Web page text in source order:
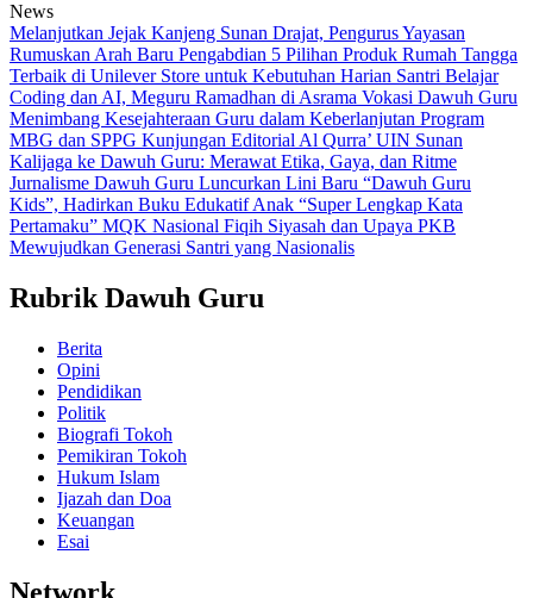
News
Melanjutkan Jejak Kanjeng Sunan Drajat, Pengurus Yayasan
Rumuskan Arah Baru Pengabdian 5 Pilihan Produk Rumah Tangga
Terbaik di Unilever Store untuk Kebutuhan Harian Santri Belajar
Coding dan AI, Meguru Ramadhan di Asrama Vokasi Dawuh Guru
Menimbang Kesejahteraan Guru dalam Keberlanjutan Program
MBG dan SPPG Kunjungan Editorial Al Qurra’ UIN Sunan
Kalijaga ke Dawuh Guru: Merawat Etika, Gaya, dan Ritme
Jurnalisme Dawuh Guru Luncurkan Lini Baru “Dawuh Guru
Kids”, Hadirkan Buku Edukatif Anak “Super Lengkap Kata
Pertamaku” MQK Nasional Fiqih Siyasah dan Upaya PKB
Mewujudkan Generasi Santri yang Nasionalis
Rubrik Dawuh Guru
Berita
Opini
Pendidikan
Politik
Biografi Tokoh
Pemikiran Tokoh
Hukum Islam
Ijazah dan Doa
Keuangan
Esai
Network